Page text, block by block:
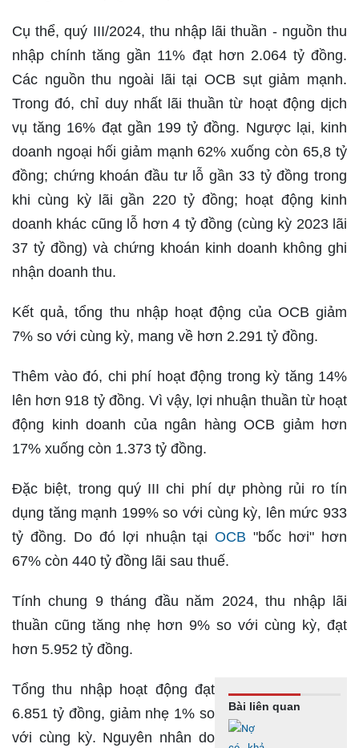
Cụ thể, quý III/2024, thu nhập lãi thuần - nguồn thu
nhập chính tăng gần 11% đạt hơn 2.064 tỷ đồng.
Các nguồn thu ngoài lãi tại OCB sụt giảm mạnh.
Trong đó, chỉ duy nhất lãi thuần từ hoạt động dịch
vụ tăng 16% đạt gần 199 tỷ đồng. Ngược lại, kinh
doanh ngoại hối giảm mạnh 62% xuống còn 65,8 tỷ
đồng; chứng khoán đầu tư lỗ gần 33 tỷ đồng trong
khi cùng kỳ lãi gần 220 tỷ đồng; hoạt động kinh
doanh khác cũng lỗ hơn 4 tỷ đồng (cùng kỳ 2023 lãi
37 tỷ đồng) và chứng khoán kinh doanh không ghi
nhận doanh thu.
Kết quả, tổng thu nhập hoạt động của OCB giảm
7% so với cùng kỳ, mang về hơn 2.291 tỷ đồng.
Thêm vào đó, chi phí hoạt động trong kỳ tăng 14%
lên hơn 918 tỷ đồng. Vì vậy, lợi nhuận thuần từ hoạt
động kinh doanh của ngân hàng OCB giảm hơn
17% xuống còn 1.373 tỷ đồng.
Đặc biệt, trong quý III chi phí dự phòng rủi ro tín
dụng tăng mạnh 199% so với cùng kỳ, lên mức 933
tỷ đồng. Do đó lợi nhuận tạiOCB "bốc hơi" hơn
67% còn 440 tỷ đồng lãi sau thuế.
Tính chung 9 tháng đầu năm 2024, thu nhập lãi
thuần cũng tăng nhẹ hơn 9% so với cùng kỳ, đạt
hơn 5.952 tỷ đồng.
Bài liên quan
Tổng thu nhập hoạt động đạt
6.851 tỷ đồng, giảm nhẹ 1% so
với cùng kỳ. Nguyên nhân do